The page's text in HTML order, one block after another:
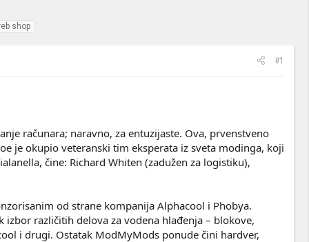
shop
#1
računara; naravno, za entuzijaste. Ova, prvenstveno
je okupio veteranski tim eksperata iz sveta modinga, koji
čine: Richard Whiten (zadužen za logistiku),
od strane kompanija Alphacool i Phobya.
različitih delova za vodena hlađenja – blokove,
i drugi. Ostatak ModMyMods ponude čini hardver,